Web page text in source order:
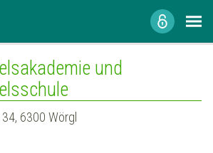
und
6300 Wörgl